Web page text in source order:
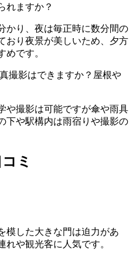
れますか？
かり、夜は毎正時に数分間の
おり夜景が美しいため、夕方
めです。
撮影はできますか？屋根や
や撮影は可能ですが傘や雨具
下や駅構内は雨宿りや撮影の
ミ
模した大きな門は迫力があ
れや観光客に人気です。